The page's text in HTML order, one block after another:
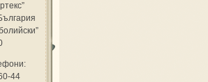
44